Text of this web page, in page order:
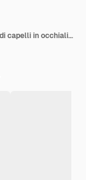
Bel giovane uomo alla moda con un taglio di capelli in occhiali da sole in una giacca di pelle nera e una felpa rosa vicino a un muro di metallo bianco